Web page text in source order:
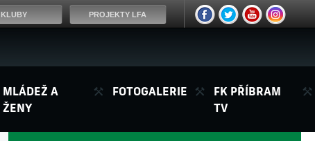
MLÁDEŽ A
ŽENY
FOTOGALERIE
FK PŘÍBRAM
TV
KLUBY PROJEKTY LFA